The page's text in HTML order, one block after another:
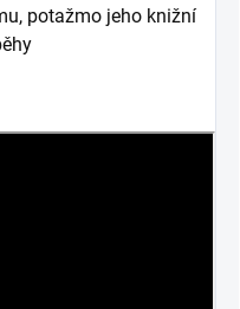
potažmo jeho knižní